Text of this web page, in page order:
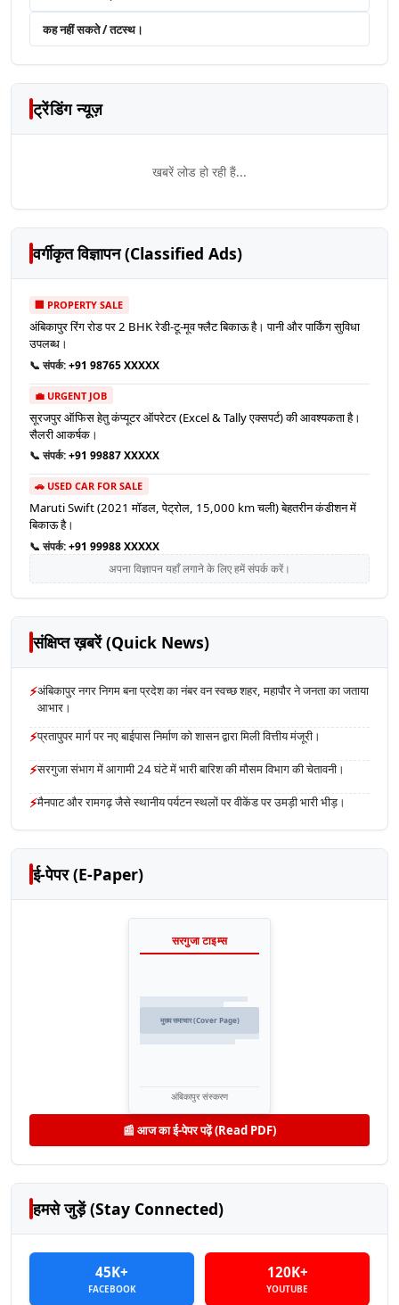
कह नहीं सकते / तटस्थ।
ट्रेंडिंग न्यूज़
खबरें लोड हो रही हैं...
वर्गीकृत विज्ञापन (Classified Ads)
🏢 PROPERTY SALE
अंबिकापुर रिंग रोड पर 2 BHK रेडी-टू-मूव फ्लैट बिकाऊ है। पानी और पार्किंग सुविधा
उपलब्ध।
📞 संपर्क:+91 98765 XXXXX
💼 URGENT JOB
सूरजपुर ऑफिस हेतु कंप्यूटर ऑपरेटर (Excel & Tally एक्सपर्ट) की आवश्यकता है।
सैलरी आकर्षक।
📞 संपर्क:+91 99887 XXXXX
🚗 USED CAR FOR SALE
Maruti Swift (2021 मॉडल, पेट्रोल, 15,000 km चली) बेहतरीन कंडीशन में
बिकाऊ है।
📞 संपर्क:+91 99988 XXXXX
अपना विज्ञापन यहाँ लगाने के लिए हमें संपर्क करें।
संक्षिप्त ख़बरें (Quick News)
⚡अंबिकापुर नगर निगम बना प्रदेश का नंबर वन स्वच्छ शहर, महापौर ने जनता का जताया
आभार।
⚡प्रतापुपर मार्ग पर नए बाईपास निर्माण को शासन द्वारा मिली वित्तीय मंजूरी।
⚡सरगुजा संभाग में आगामी 24 घंटे में भारी बारिश की मौसम विभाग की चेतावनी।
⚡मैनपाट और रामगढ़ जैसे स्थानीय पर्यटन स्थलों पर वीकेंड पर उमड़ी भारी भीड़।
ई-पेपर (E-Paper)
सरगुजा टाइम्स
मुख्य समाचार (Cover Page)
अंबिकापुर संस्करण
📰 आज का ई-पेपर पढ़ें (Read PDF)
हमसे जुड़ें (Stay Connected)
45K+
FACEBOOK
120K+
YOUTUBE